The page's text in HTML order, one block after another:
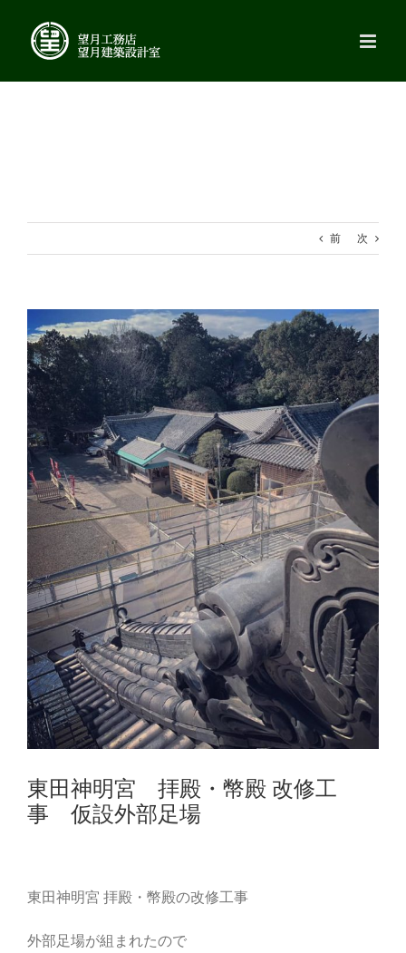
content
前 次
View
Larger
Image
東田神明宮 拝殿・幣殿 改修工
事 仮設外部足場
東田神明宮 拝殿・幣殿の改修工事
外部足場が組まれたので